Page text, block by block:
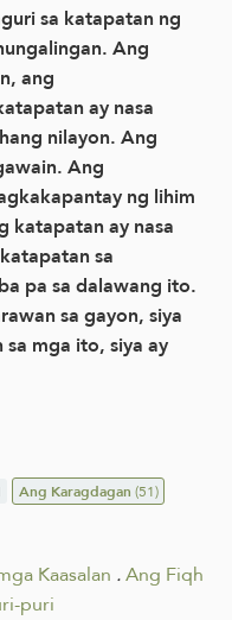
sa katapatan ng
Ang
ang
ay nasa
nilayon. Ang
Ang
ng lihim
katapatan ay nasa
sa
pa sa dalawang ito.
sa gayon, siya
mga ito, siya ay
Ang Karagdagan(51)
Kaasalan .Ang Fiqh
puri